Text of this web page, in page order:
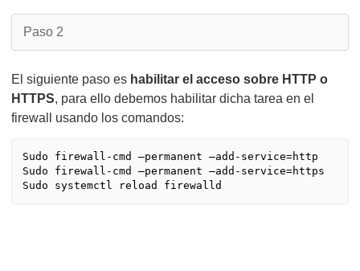
Paso 2
El siguiente paso es habilitar el acceso sobre HTTP o
HTTPS, para ello debemos habilitar dicha tarea en el
firewall usando los comandos:
Sudo firewall-cmd –permanent –add-service=http
Sudo firewall-cmd –permanent –add-service=https
Sudo systemctl reload firewalld